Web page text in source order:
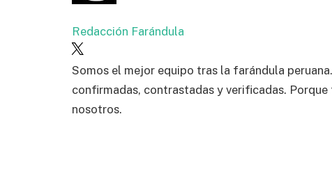
Redacción Farándula
Somos el mejor equipo tras la farándula
confirmadas, contrastadas y verificadas.
nosotros.